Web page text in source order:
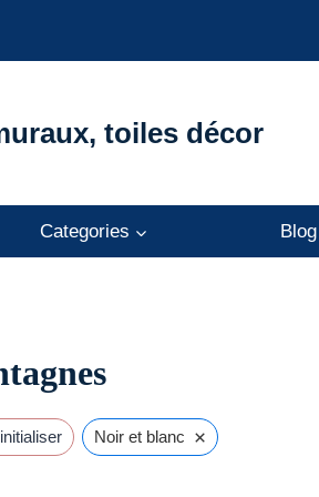
toiles décor
Categories Blog
Noir et blanc ×